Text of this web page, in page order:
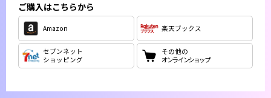
ご購入はこちらから
Amazon 楽天ブックス
セブンネット
ショッピング
その他の
オンラインショップ